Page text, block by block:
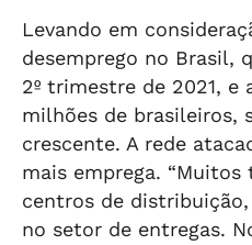
Levando em
desemprego no Brasil,
2º trimestre de 2021, e
milhões de brasileiros,
crescente. A rede
mais emprega.
centros de
no setor de entregas.